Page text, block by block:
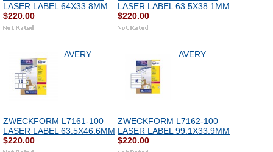
LASER LABEL 64X33.8MM
$220.00
LASER LABEL 63.5X38.1MM
$220.00
AVERY
ZWECKFORM L7161-100
LASER LABEL 63.5X46.6MM
$220.00
AVERY
ZWECKFORM L7162-100
LASER LABEL 99.1X33.9MM
$220.00